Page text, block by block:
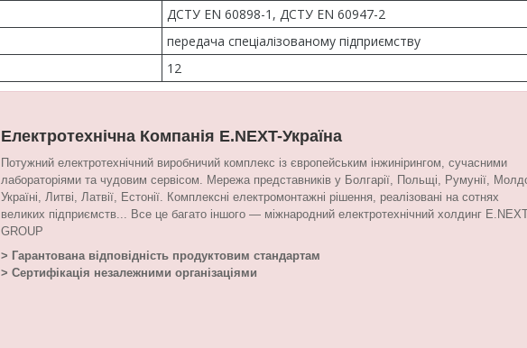
ДСТУ EN 60898-1, ДСТУ EN 60947-2
передача спеціалізованому підприємству
12
Електротехнічна Компанія E.NEXT-Україна
Потужний електротехнічний виробничий комплекс із європейським інжинірингом, сучасними
лабораторіями та чудовим сервісом. Мережа представників у Болгарії, Польщі, Румунії,
Україні, Литві, Латвії, Естонії. Комплексні електромонтажні рішення, реалізовані на сотнях
великих підприємств... Все це багато іншого — міжнародний електротехнічний холдинг
GROUP
> Гарантована відповідність продуктовим стандартам
> Сертифікація незалежними організаціями